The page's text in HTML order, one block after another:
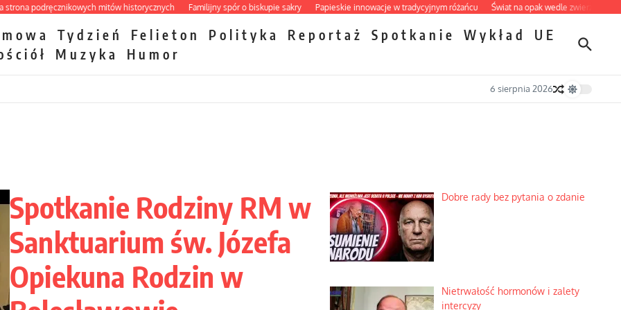
podręcznikowych mitów historycznych Familijny spór o biskupie sakry Papieskie innowacje w tradycyjnym różańcu Świat na opak wedle zwierząt
Tydzień Felieton Polityka Reportaż Spotkanie Wykład
UE
Muzyka Humor
6 sierpnia 2026
Spotkanie Rodziny RM w
Sanktuarium św. Józefa
Opiekuna Rodzin w
Dobre rady bez pytania o zdanie
Nietrwałość hormonów i zalety
intercyzy